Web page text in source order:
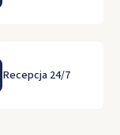
Recepcja 24/7